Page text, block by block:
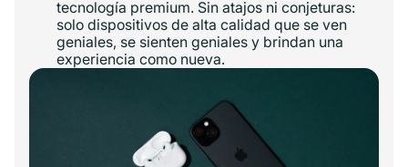
tecnología premium. Sin atajos ni conjeturas:
solo dispositivos de alta calidad que se ven
geniales, se sienten geniales y brindan una
experiencia como nueva.